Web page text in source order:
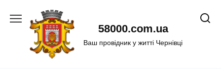
58000.com.ua
Ваш провідник у житті Чернівці